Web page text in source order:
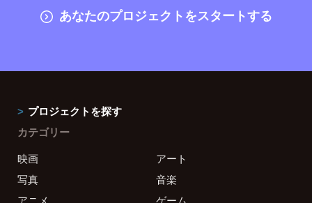
あなたのプロジェクトをスタートする
プロジェクトを探す
カテゴリー
映画
アート
写真
音楽
アニメ
ゲーム